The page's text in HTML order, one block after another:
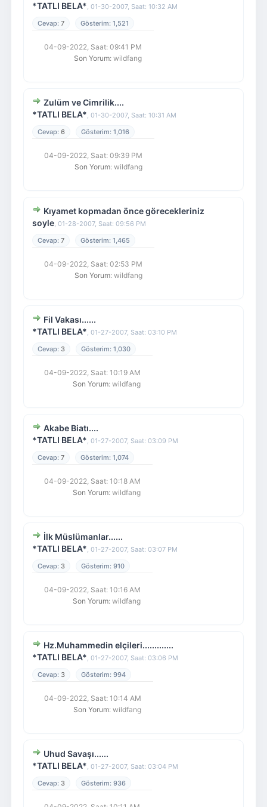
*TATLI BELA*, 01-30-2007, Saat: 10:32 AM
7
1,521
04-09-2022, Saat: 09:41 PM
Son Yorum: wildfang
Zulüm ve Cimrilik....
*TATLI BELA*, 01-30-2007, Saat: 10:31 AM
6
1,016
04-09-2022, Saat: 09:39 PM
Son Yorum: wildfang
Kıyamet kopmadan önce görecekleriniz
soyle, 01-28-2007, Saat: 09:56 PM
7
1,465
04-09-2022, Saat: 02:53 PM
Son Yorum: wildfang
Fil Vakası......
*TATLI BELA*, 01-27-2007, Saat: 03:10 PM
3
1,030
04-09-2022, Saat: 10:19 AM
Son Yorum: wildfang
Akabe Biatı....
*TATLI BELA*, 01-27-2007, Saat: 03:09 PM
7
1,074
04-09-2022, Saat: 10:18 AM
Son Yorum: wildfang
İlk Müslümanlar......
*TATLI BELA*, 01-27-2007, Saat: 03:07 PM
3
910
04-09-2022, Saat: 10:16 AM
Son Yorum: wildfang
Hz.Muhammedin elçileri.............
*TATLI BELA*, 01-27-2007, Saat: 03:06 PM
3
994
04-09-2022, Saat: 10:14 AM
Son Yorum: wildfang
Uhud Savaşı......
*TATLI BELA*, 01-27-2007, Saat: 03:04 PM
3
936